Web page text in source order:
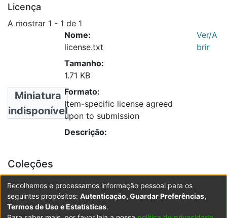
Licença
A mostrar 1 - 1 de 1
Miniatura
indisponível
Nome:
license.txt
Tamanho:
1.71 KB
Formato:
Item-specific license agreed
upon to submission
Descrição:
Ver/A
brir
Coleções
__FEFD - Dissertações de Mestrado
Biblioteca - Dissertações de Mestrado
Recolhemos e processamos informação pessoal para os
seguintes propósitos: Autenticação, Guardar Preferências,
Termos de Uso e Estatísticas.